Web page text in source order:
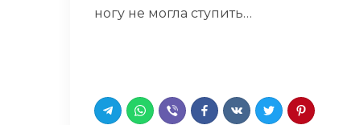
ногу не могла ступить…